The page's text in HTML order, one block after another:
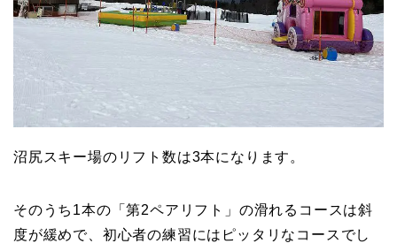
沼尻スキー場のリフト数は3本になります。
そのうち1本の「第2ペアリフト」の滑れるコースは斜
度が緩めで、初心者の練習にはピッタリなコースでし